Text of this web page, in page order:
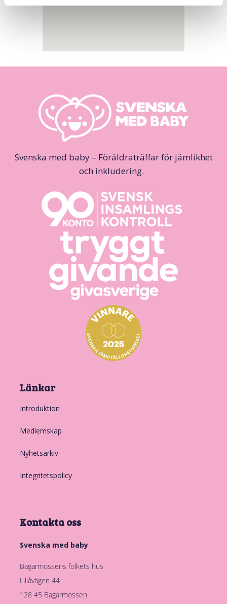
Svenska med baby – Föräldraträffar för jämlikhet
och inkludering.
Länkar
Introduktion
Medlemskap
Nyhetsarkiv
Integritetspolicy
Kontakta oss
Svenska med baby
Bagarmossens folkets hus
Lillåvägen 44
128 45 Bagarmossen